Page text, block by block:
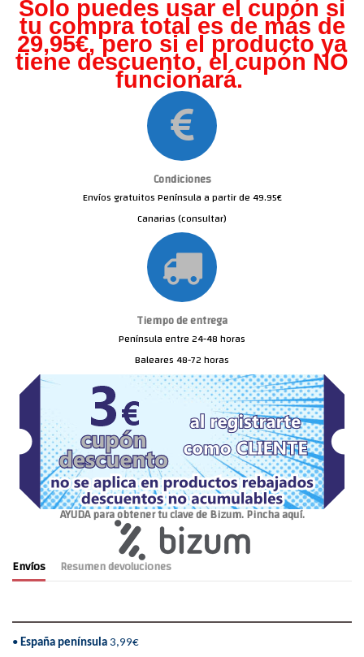
Solo puedes usar el cupón si
tu compra total es de más de
29,95€, pero si el producto ya
tiene descuento, el cupón NO
funcionará.
Condiciones
Envíos gratuitos Península a partir de 49.95€
Canarias (consultar)
Tiempo de entrega
Península entre 24-48 horas
Baleares 48-72 horas
AYUDA para obtener tu clave de Bizum. Pincha aquí.
Envíos Resumen devoluciones
• España península 3,99€